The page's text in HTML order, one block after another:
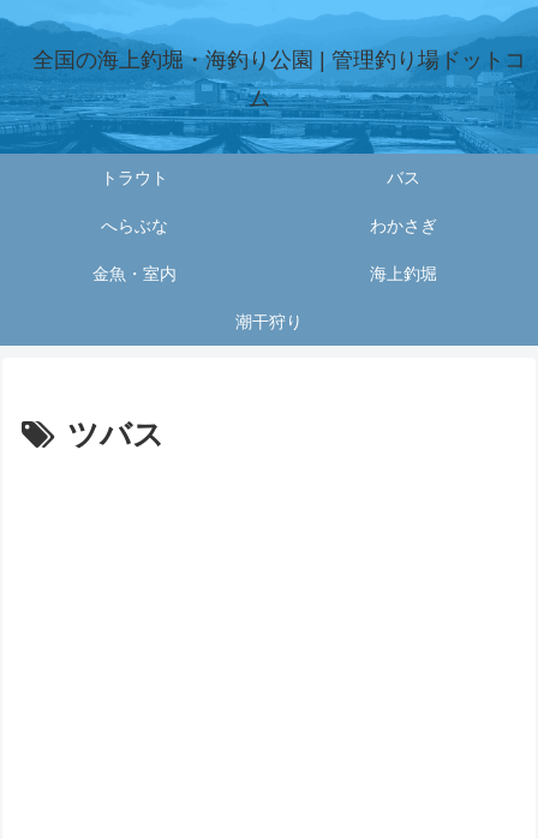
全国の海上釣堀・海釣り公園 | 管理釣り場ドットコ
ム
トラウト バス
へらぶな わかさぎ
金魚・室内 海上釣堀
潮干狩り
ツバス